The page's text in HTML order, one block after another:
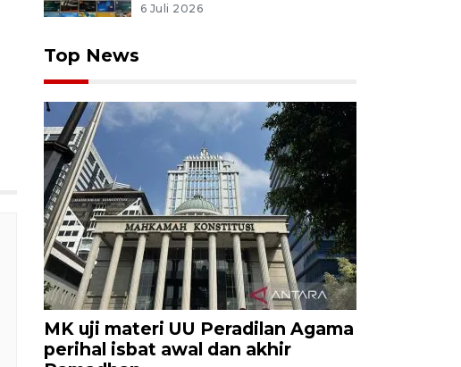
6 Juli 2026
Top News
MK uji materi UU Peradilan Agama
perihal isbat awal dan akhir